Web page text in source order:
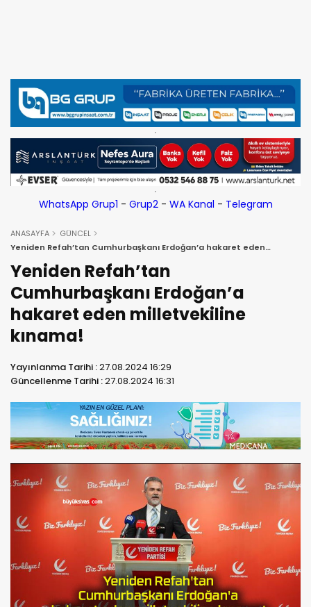
WhatsApp Grup1 - Grup2- WA Kanal - Telegram
ANASAYFA
GÜNCEL
Yeniden Refah’tan Cumhurbaşkanı Erdoğan’a hakaret eden
milletvekiline kınama!
Yeniden Refah’tan
Cumhurbaşkanı Erdoğan’a
hakaret eden milletvekiline
kınama!
Yayınlanma Tarihi :27.08.2024 16:29
Güncellenme Tarihi :27.08.2024 16:31